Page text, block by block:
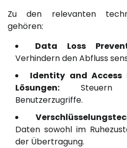
Zu den relevanten
gehören:
Data Loss
Verhindern den Abfluss
Identity and Access
Lösungen: Steuern
Benutzerzugriffe.
Daten sowohl im
der Übertragung.